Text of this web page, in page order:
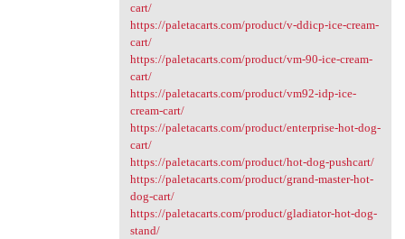
cart/
https://paletacarts.com/product/v-ddicp-ice-cream-
cart/
https://paletacarts.com/product/vm-90-ice-cream-
cart/
https://paletacarts.com/product/vm92-idp-ice-
cream-cart/
https://paletacarts.com/product/enterprise-hot-dog-
cart/
https://paletacarts.com/product/hot-dog-pushcart/
https://paletacarts.com/product/grand-master-hot-
dog-cart/
https://paletacarts.com/product/gladiator-hot-dog-
stand/